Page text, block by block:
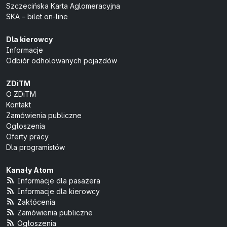
Szczecińska Karta Aglomeracyjna
SKA – bilet on-line
Dla kierowcy
Informacje
Odbiór odholowanych pojazdów
ZDiTM
O ZDiTM
Kontakt
Zamówienia publiczne
Ogłoszenia
Oferty pracy
Dla programistów
Kanały Atom
Informacje dla pasażera
Informacje dla kierowcy
Zakłócenia
Zamówienia publiczne
Ogłoszenia